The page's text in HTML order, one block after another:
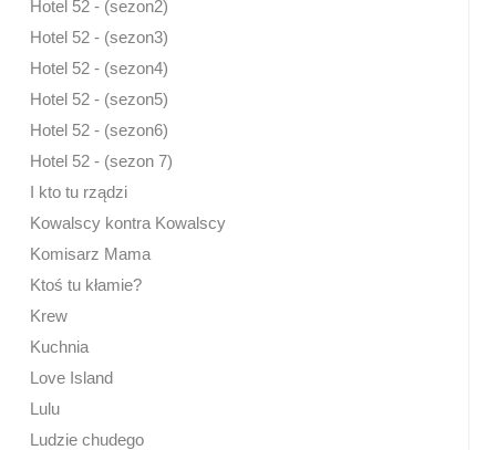
Hotel 52 - (sezon2)
Hotel 52 - (sezon3)
Hotel 52 - (sezon4)
Hotel 52 - (sezon5)
Hotel 52 - (sezon6)
Hotel 52 - (sezon 7)
I kto tu rządzi
Kowalscy kontra Kowalscy
Komisarz Mama
Ktoś tu kłamie?
Krew
Kuchnia
Love Island
Lulu
Ludzie chudego